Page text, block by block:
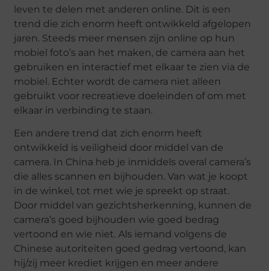
leven te delen met anderen online. Dit is een
trend die zich enorm heeft ontwikkeld afgelopen
jaren. Steeds meer mensen zijn online op hun
mobiel foto’s aan het maken, de camera aan het
gebruiken en interactief met elkaar te zien via de
mobiel. Echter wordt de camera niet alleen
gebruikt voor recreatieve doeleinden of om met
elkaar in verbinding te staan.
Een andere trend dat zich enorm heeft
ontwikkeld is veiligheid door middel van de
camera. In China heb je inmiddels overal camera’s
die alles scannen en bijhouden. Van wat je koopt
in de winkel, tot met wie je spreekt op straat.
Door middel van gezichtsherkenning, kunnen de
camera’s goed bijhouden wie goed bedrag
vertoond en wie niet. Als iemand volgens de
Chinese autoriteiten goed gedrag vertoond, kan
hij/zij meer krediet krijgen en meer andere